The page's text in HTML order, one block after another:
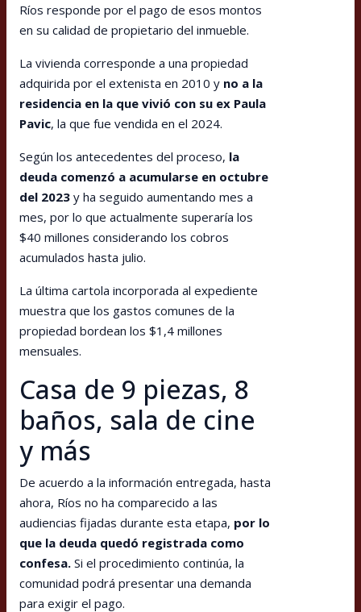
Ríos responde por el pago de esos montos
en su calidad de propietario del inmueble.
La vivienda corresponde a una propiedad
adquirida por el extenista en 2010 y no a la
residencia en la que vivió con su ex Paula
Pavic, la que fue vendida en el 2024.
Según los antecedentes del proceso, la
deuda comenzó a acumularse en octubre
del 2023 y ha seguido aumentando mes a
mes, por lo que actualmente superaría los
$40 millones considerando los cobros
acumulados hasta julio.
La última cartola incorporada al expediente
muestra que los gastos comunes de la
propiedad bordean los $1,4 millones
mensuales.
Casa de 9 piezas, 8
baños, sala de cine
y más
De acuerdo a la información entregada, hasta
ahora, Ríos no ha comparecido a las
audiencias fijadas durante esta etapa, por lo
que la deuda quedó registrada como
confesa. Si el procedimiento continúa, la
comunidad podrá presentar una demanda
para exigir el pago.